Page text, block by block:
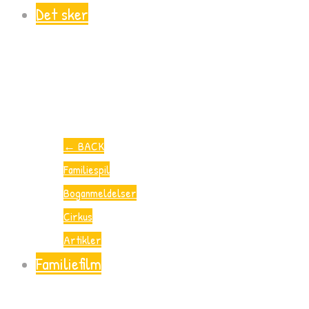
Det sker
← BACK
Familiespil
Boganmeldelser
Cirkus
Artikler
Familiefilm